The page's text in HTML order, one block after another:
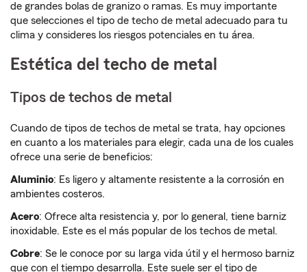
de grandes bolas de granizo o ramas. Es muy importante
que selecciones el tipo de techo de metal adecuado para tu
clima y consideres los riesgos potenciales en tu área.
Estética del techo de metal
Tipos de techos de metal
Cuando de tipos de techos de metal se trata, hay opciones
en cuanto a los materiales para elegir, cada una de los cuales
ofrece una serie de beneficios:
Aluminio: Es ligero y altamente resistente a la corrosión en
ambientes costeros.
Acero: Ofrece alta resistencia y, por lo general, tiene barniz
inoxidable. Este es el más popular de los techos de metal.
Cobre: Se le conoce por su larga vida útil y el hermoso barniz
que con el tiempo desarrolla. Este suele ser el tipo de